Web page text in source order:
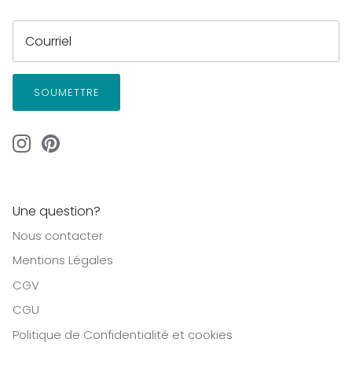
SOUMETTRE
Une question?
Nous contacter
Mentions Légales
CGV
CGU
Politique de Confidentialité et cookies